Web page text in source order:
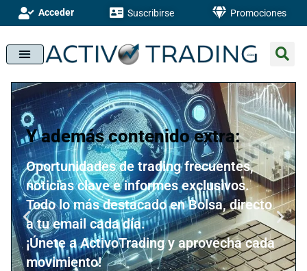
Acceder Suscribirse Promociones
Y además contenido extra:
Oportunidades de trading frecuentes,
noticias clave e informes exclusivos.
Todo lo más destacado en Bolsa, directo
a tu email cada día.
¡Únete a ActivoTrading y aprovecha cada
movimiento!